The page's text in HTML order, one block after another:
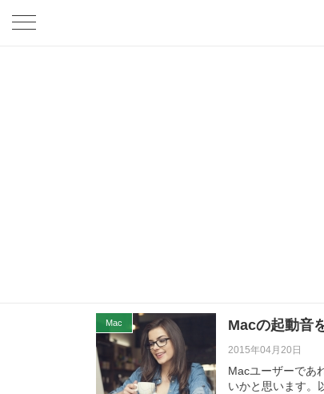
Mac Macの起動音
2015年04月20日
Macユーザーであ
いかと思います。